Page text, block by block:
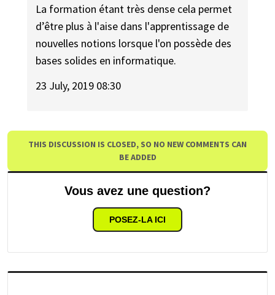
La formation étant très dense cela permet
d’être plus à l'aise dans l'apprentissage de
nouvelles notions lorsque l'on possède des
bases solides en informatique.
23 July, 2019 08:30
THIS DISCUSSION IS CLOSED, SO NO NEW COMMENTS CAN
BE ADDED
Vous avez une question?
POSEZ-LA ICI